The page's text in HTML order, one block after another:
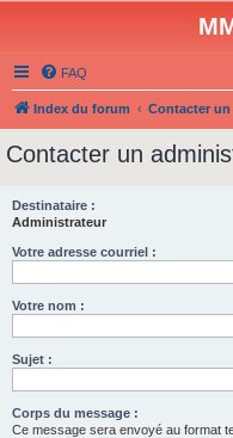
FAQ
Index du forum Contacter
Contacter un
Destinataire :
Administrateur
Votre adresse courriel :
Votre nom :
Sujet :
Corps du message :
Ce message sera envoyé au format